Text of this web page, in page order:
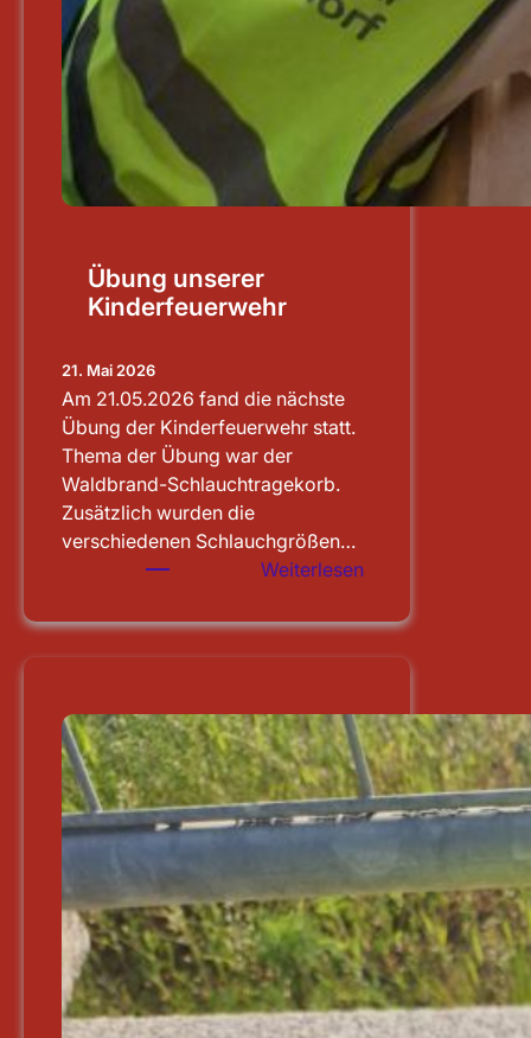
Übung unserer
Kinderfeuerwehr
21. Mai 2026
Am 21.05.2026 fand die nächste
Übung der Kinderfeuerwehr statt.
Thema der Übung war der
Waldbrand-Schlauchtragekorb.
Zusätzlich wurden die
verschiedenen Schlauchgrößen…
Weiterlesen
unserer